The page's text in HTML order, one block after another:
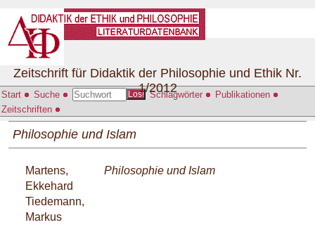
Start Suche Los! Schlagwörter
Publikationen
Zeitschriften
Zeitschrift für Didaktik der Philosophie und Ethik Nr.
1/2012
Philosophie und Islam
Martens,
Ekkehard
Tiedemann,
Markus
Philosophie und Islam